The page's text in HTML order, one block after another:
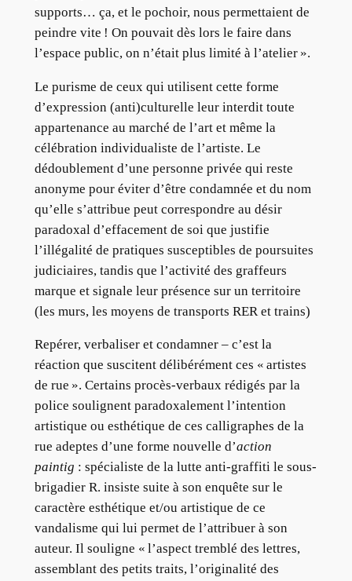
supports… ça, et le pochoir, nous permettaient de
peindre vite ! On pouvait dès lors le faire dans
l’espace public, on n’était plus limité à l’atelier ».
Le purisme de ceux qui utilisent cette forme
d’expression (anti)culturelle leur interdit toute
appartenance au marché de l’art et même la
célébration individualiste de l’artiste. Le
dédoublement d’une personne privée qui reste
anonyme pour éviter d’être condamnée et du nom
qu’elle s’attribue peut correspondre au désir
paradoxal d’effacement de soi que justifie
l’illégalité de pratiques susceptibles de poursuites
judiciaires, tandis que l’activité des graffeurs
marque et signale leur présence sur un territoire
(les murs, les moyens de transports RER et trains)
Repérer, verbaliser et condamner – c’est la
réaction que suscitent délibérément ces « artistes
de rue ». Certains procès-verbaux rédigés par la
police soulignent paradoxalement l’intention
artistique ou esthétique de ces calligraphes de la
rue adeptes d’une forme nouvelle d’action
paintig : spécialiste de la lutte anti-graffiti le sous-
brigadier R. insiste suite à son enquête sur le
caractère esthétique et/ou artistique de ce
vandalisme qui lui permet de l’attribuer à son
auteur. Il souligne « l’aspect tremblé des lettres,
assemblant des petits traits, l’originalité des